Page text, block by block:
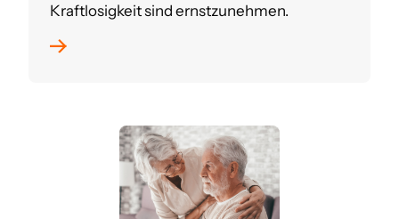
Kraftlosigkeit sind ernstzunehmen.